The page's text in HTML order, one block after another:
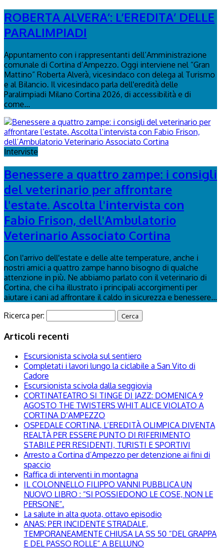
ROBERTA ALVERA’: L’EREDITA’ DELLE
PARALIMPIADI
Appuntamento con i rappresentanti dell’Amministrazione
comunale di Cortina d’Ampezzo. Oggi interviene nel “Gran
Mattino” Roberta Alverà, vicesindaco con delega al Turismo
e al Bilancio. Il vicesindaco parla dell'eredità delle
Paralimpiadi Milano Cortina 2026, di accessibilità e di
come...
Interviste
Benessere a quattro zampe: i consigli
del veterinario per affrontare
l'estate. Ascolta l'intervista con
Fabio Frison, dell'Ambulatorio
Veterinario Associato Cortina
Con l'arrivo dell'estate e delle alte temperature, anche i
nostri amici a quattro zampe hanno bisogno di qualche
attenzione in più. Ne abbiamo parlato con il veterinario di
Cortina, che ci ha illustrato i principali accorgimenti per
aiutare i cani ad affrontare il caldo in sicurezza e benessere...
Ricerca per:
Articoli recenti
Escursionista scivola sul sentiero
Completati i lavori lungo la ciclabile a San Vito di
Cadore
Escursionista scivola dalla seggiovia
CORTINATEATRO SI TINGE DI JAZZ: DOMENICA 9
AGOSTO THE TWISTERS WHIT ALICE VIOLATO A
CORTINA D’AMPEZZO
OSPEDALE CORTINA, L’EREDITÀ OLIMPICA DIVENTA
REALTÀ PER ESSERE PUNTO DI RIFERIMENTO
STABILE PER RESIDENTI, TURISTI E SPORTIVI
Arresto a Cortina d’Ampezzo per detenzione ai fini di
spaccio
Raffica di interventi in montagna
IL COLONNELLO FILIPPO VANNI PUBBLICA UN
NUOVO LIBRO : “SI POSSIEDONO LE COSE, NON LE
PERSONE”.
La salute in alta quota, ottavo episodio
ANAS: PER INCIDENTE STRADALE,
TEMPORANEAMENTE CHIUSA LA SS 50 “DEL GRAPPA
E DEL PASSO ROLLE” A BELLUNO